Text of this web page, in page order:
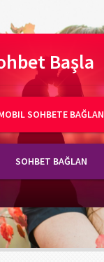
Başla
SOHBETE BAĞLAN
SOHBET BAĞLAN